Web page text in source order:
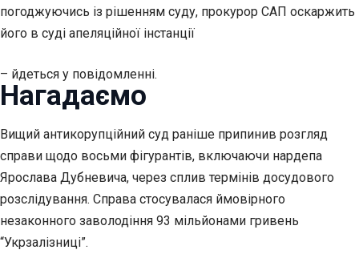
погоджуючись із рішенням суду, прокурор САП оскаржить
його в суді апеляційної інстанції
– йдеться у повідомленні.
Нагадаємо
Вищий антикорупційний суд раніше припинив розгляд
справи щодо восьми фігурантів, включаючи нардепа
Ярослава Дубневича, через сплив термінів досудового
розслідування. Справа стосувалася ймовірного
незаконного заволодіння 93 мільйонами гривень
“Укрзалізниці”.